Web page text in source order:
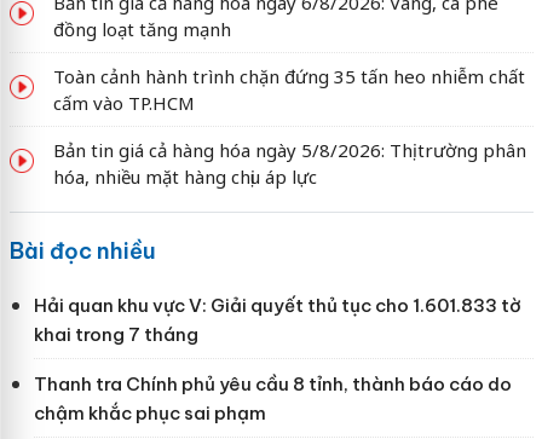
đồng loạt tăng mạnh
Toàn cảnh hành trình chặn đứng 35 tấn heo nhiễm chất
cấm vào TP.HCM
Bản tin giá cả hàng hóa ngày 5/8/2026: Thị trường phân
hóa, nhiều mặt hàng chịu áp lực
Bài đọc nhiều
Hải quan khu vực V: Giải quyết thủ tục cho 1.601.833 tờ
khai trong 7 tháng
Thanh tra Chính phủ yêu cầu 8 tỉnh, thành báo cáo do
chậm khắc phục sai phạm